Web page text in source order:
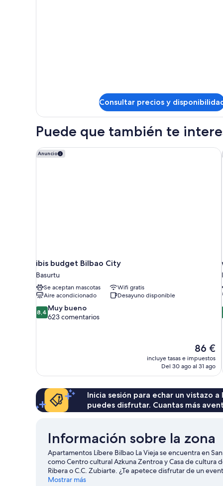
Consultar precios y
Puede que también te
Anuncio
ibis budget Bilbao City
Basurtu
Se aceptan mascotas
Wifi gratis
Aire acondicionado
Desayuno disponible
8.4
sobre
8,4 Muy bueno
623 comentarios
El
precio
actual
86 €
86 €
incluye tasas e impuestos
Del 30 ago al 31 ago
ibis budget Bilbao City
Inicia sesión para echar un vistazo
puedes disfrutar. Cuantas más
Información sobre la zona
Apartamentos Líbere Bilbao La Vieja se encuentra en
como Centro cultural Azkuna Zentroa y Casa de cultura
Ribera o C.C. Zubiarte. ¿Te apetece disfrutar de un
Mamés o Centro deportivo del frontón Bizkaia Frontoia.
Mostrar más